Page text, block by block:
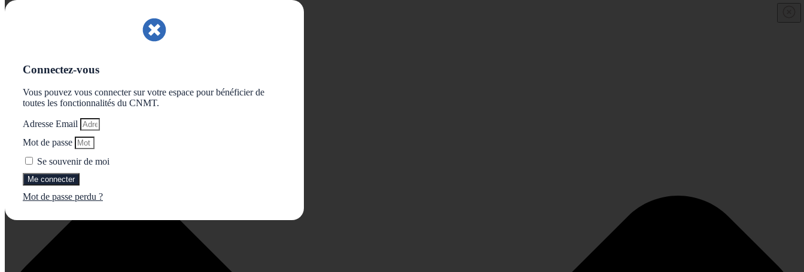
Gérer le consentement aux cookies
Connectez-vous
Vous pouvez vous connecter sur votre espace pour bénéficier de
toutes les fonctionnalités du CNMT.
Adresse Email
Mot de passe
Se souvenir de moi
Me connecter
Mot de passe perdu ?